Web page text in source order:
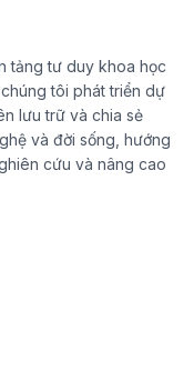
tảng tư duy khoa học
tôi phát triển dự
lưu trữ và chia sẻ
và đời sống, hướng
cứu và nâng cao